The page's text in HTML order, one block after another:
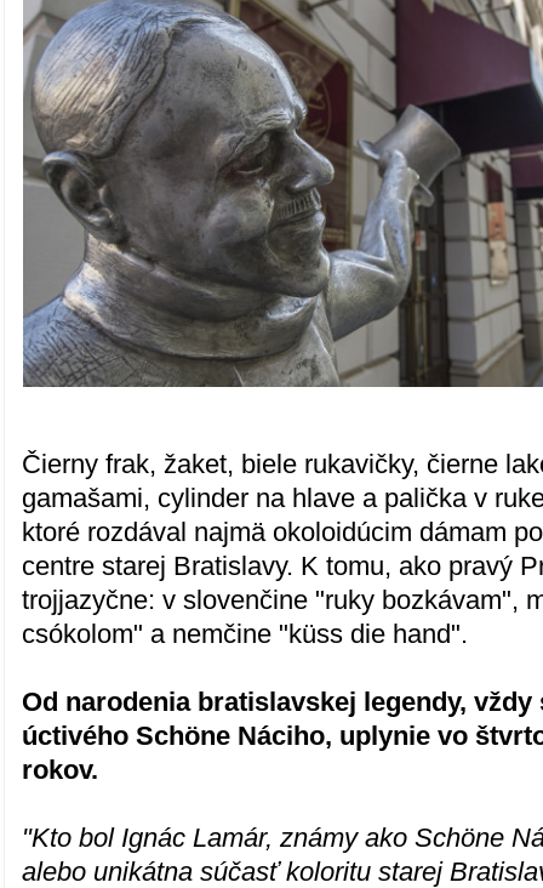
Čierny frak, žaket, biele rukavičky, čierne
gamašami, cylinder na hlave a palička v
ktoré rozdával najmä okoloidúcim dámam
centre starej Bratislavy. K tomu, ako pravý
trojjazyčne: v slovenčine "ruky bozkávam",
csókolom" a nemčine "küss die hand".
Od narodenia bratislavskej legendy, vždy
úctivého Schöne Náciho, uplynie vo
rokov.
"Kto bol Ignác Lamár, známy ako Schöne
alebo unikátna súčasť koloritu starej